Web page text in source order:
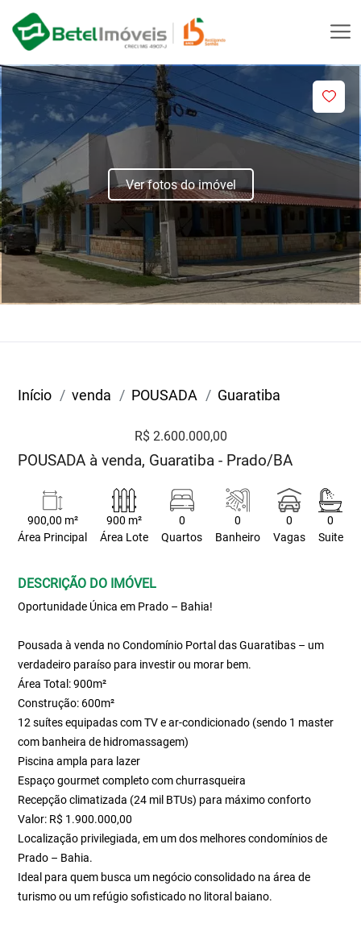
Ver fotos do imóvel
Início venda POUSADA Guaratiba
R$ 2.600.000,00
POUSADA à venda, Guaratiba - Prado/BA
900,00 m²
Área Principal
900 m²
Área Lote
0
Quartos
0
Banheiro
0
Vagas
0
Suite
DESCRIÇÃO DO IMÓVEL
Oportunidade Única em Prado – Bahia!
Pousada à venda no Condomínio Portal das Guaratibas – um
verdadeiro paraíso para investir ou morar bem.
Área Total: 900m²
Construção: 600m²
12 suítes equipadas com TV e ar-condicionado (sendo 1 master
com banheira de hidromassagem)
Piscina ampla para lazer
Espaço gourmet completo com churrasqueira
Recepção climatizada (24 mil BTUs) para máximo conforto
Valor: R$ 1.900.000,00
Localização privilegiada, em um dos melhores condomínios de
Prado – Bahia.
Ideal para quem busca um negócio consolidado na área de
turismo ou um refúgio sofisticado no litoral baiano.